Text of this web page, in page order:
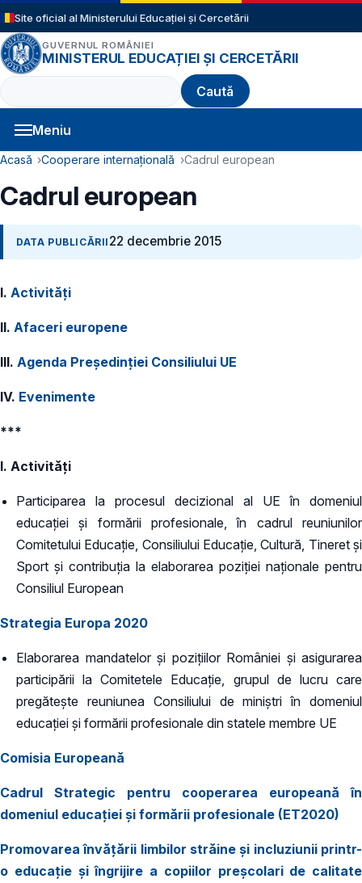
Sari la conținutul principal
Site oficial al Ministerului Educației și Cercetării
GUVERNUL ROMÂNIEI
MINISTERUL EDUCAȚIEI ȘI CERCETĂRII
Caută
Meniu
Navigație principală
Cale de navigare
Acasă Cooperare internațională Cadrul european
Cadrul european
DATA PUBLICĂRII 22 decembrie 2015
I. Activități
II. Afaceri europene
III. Agenda Președinției Consiliului UE
IV. Evenimente
***
I. Activități
Participarea la procesul decizional al UE în domeniul
educației și formării profesionale, în cadrul reuniunilor
Comitetului Educaţie, Consiliului Educaţie, Cultură, Tineret și
Sport şi contribuția la elaborarea poziției naționale pentru
Consiliul European
Strategia Europa 2020
Elaborarea mandatelor și pozițiilor României și asigurarea
participării la Comitetele Educație, grupul de lucru care
pregătește reuniunea Consiliului de miniștri în domeniul
educației și formării profesionale din statele membre UE
Comisia Europeană
Cadrul Strategic pentru cooperarea europeană în
domeniul educației și formării profesionale (ET2020)
Promovarea învățării limbilor străine și incluziunii printr-
o educație și îngrijire a copiilor preșcolari de calitate